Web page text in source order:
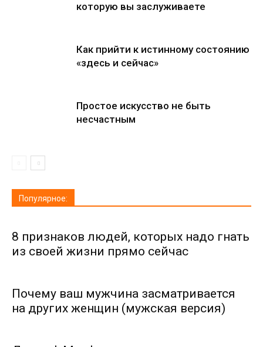
которую вы заслуживаете
Как прийти к истинному состоянию
«здесь и сейчас»
Простое искусство не быть
несчастным
Популярное:
8 признаков людей, которых надо гнать
из своей жизни прямо сейчас
Почему ваш мужчина засматривается
на других женщин (мужская версия)